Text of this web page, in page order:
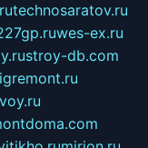
technosaratov.ru
wes-ex.ru
stroy-db.com